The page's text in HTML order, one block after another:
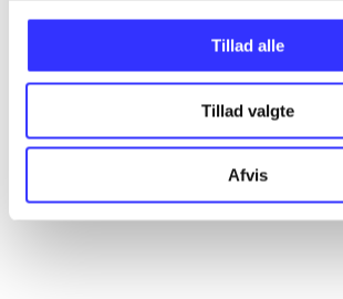
Tillad alle
Tillad valgte
Afvis
...